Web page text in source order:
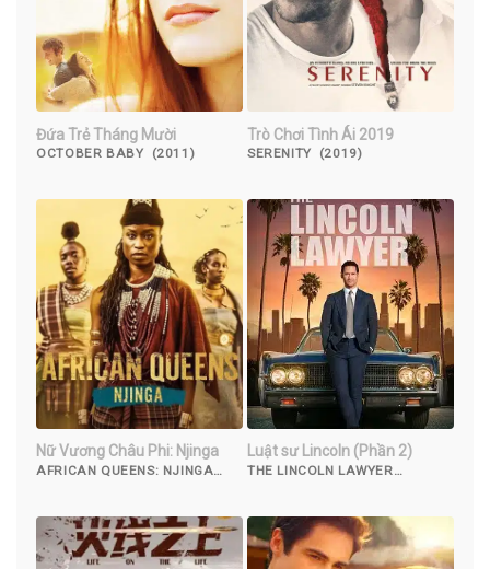
Đứa Trẻ Tháng Mười
OCTOBER BABY (2011)
Trò Chơi Tình Ái 2019
SERENITY (2019)
Nữ Vương Châu Phi: Njinga
AFRICAN QUEENS: NJINGA
Luật sư Lincoln (Phần 2)
THE LINCOLN LAWYER